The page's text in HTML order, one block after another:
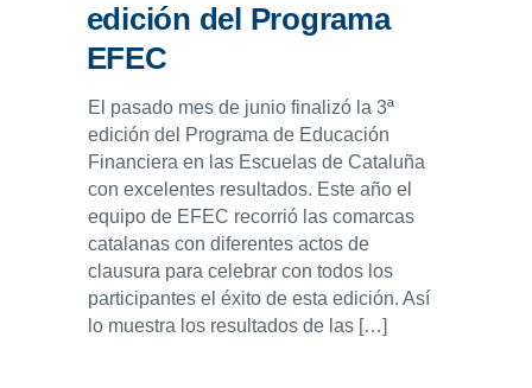
edición del Programa
EFEC
El pasado mes de junio finalizó la 3ª
edición del Programa de Educación
Financiera en las Escuelas de Cataluña
con excelentes resultados. Este año el
equipo de EFEC recorrió las comarcas
catalanas con diferentes actos de
clausura para celebrar con todos los
participantes el éxito de esta edición. Así
lo muestra los resultados de las […]